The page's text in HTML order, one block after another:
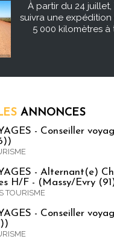
À partir du 24 juillet,
suivra une
5 000 kilomètres à
ANNONCES
- Conseiller
- Alternant(e)
H/F - (Massy/Evry
TOURISME
- Conseiller